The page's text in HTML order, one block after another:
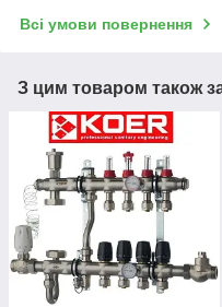
Всі умови повернення
З цим товаром також